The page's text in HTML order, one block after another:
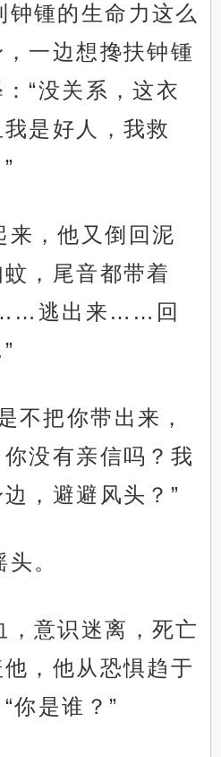
钟锺的生命力这么
一边想搀扶钟锺
“没关系，这衣
是好人，我救
来，他又倒回泥
，尾音都带着
……逃出来……回
不把你带出来，
没有亲信吗？我
，避避风头？”
。
，意识迷离，死亡
，他从恐惧趋于
你是谁？”